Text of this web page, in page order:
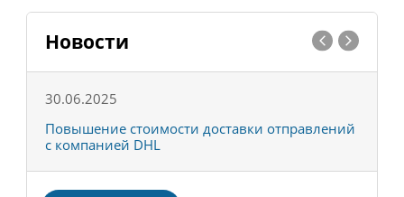
Новости
30.06.2025
Повышение стоимости доставки отправлений
с компанией DHL